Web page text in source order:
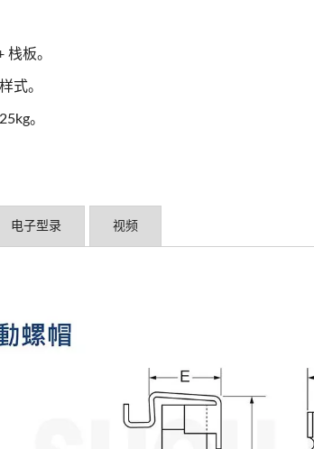
栈板。
式。
。
电子型录 视频